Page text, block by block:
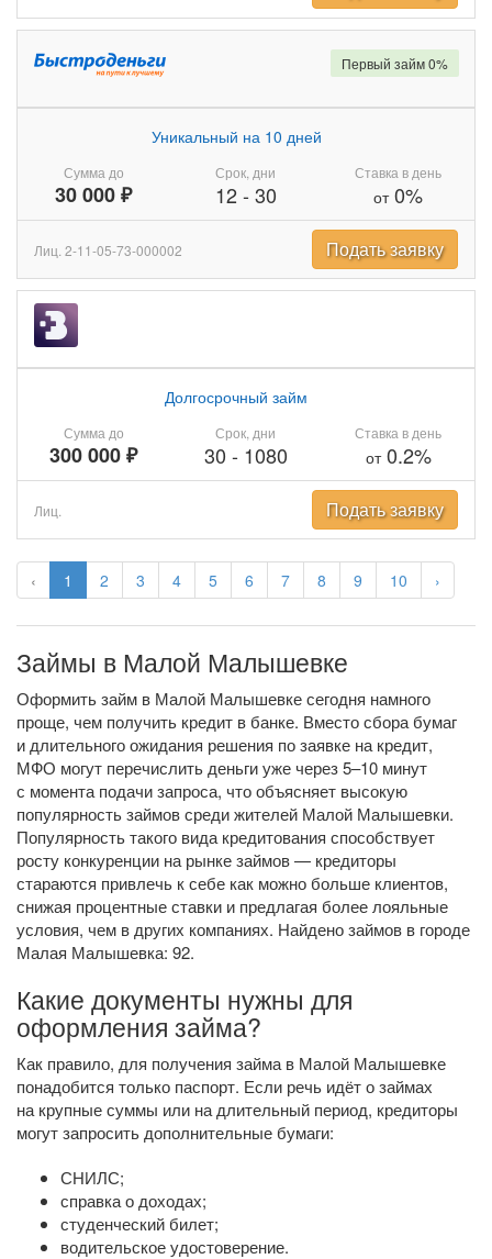
‹ 1 2 3 4 5 6 7 8 9 10 ›
Сумма до
30 000 ₽
Уникальный на 10 дней
Срок, дни
12- 30
Ставка в день
от0%
Первый займ 0%
Лиц. 2-11-05-73-000002 Подать заявку
Сумма до
300 000 ₽
Долгосрочный займ
Срок, дни
30 - 1080
Ставка в день
от0.2%
Лиц. Подать заявку
Займы в Малой Малышевке
Оформить займ в Малой Малышевке сегодня намного
проще, чем получить кредит в банке. Вместо сбора бумаг
и длительного ожидания решения по заявке на кредит,
МФО могут перечислить деньги уже через 5–10 минут
с момента подачи запроса, что объясняет высокую
популярность займов среди жителей Малой Малышевки.
Популярность такого вида кредитования способствует
росту конкуренции на рынке займов — кредиторы
стараются привлечь к себе как можно больше клиентов,
снижая процентные ставки и предлагая более лояльные
условия, чем в других компаниях. Найдено займов в городе
Малая Малышевка: 92.
Какие документы нужны для
оформления займа?
Как правило, для получения займа в Малой Малышевке
понадобится только паспорт. Если речь идёт о займах
на крупные суммы или на длительный период, кредиторы
могут запросить дополнительные бумаги:
СНИЛС;
справка о доходах;
студенческий билет;
водительское удостоверение.